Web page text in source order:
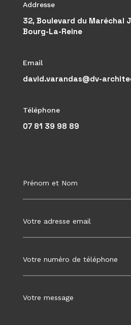
Addresse
32, Boulevard du Maréchal
Bourg-La-Reine
Email
david.varandas@dv-
Téléphone
07 81 39 98 89